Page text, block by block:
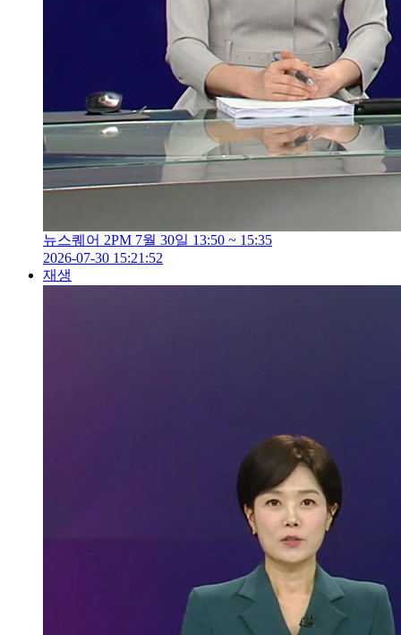
뉴스퀘어 2PM 7월 30일 13:50 ~ 15:35
2026-07-30 15:21:52
재생